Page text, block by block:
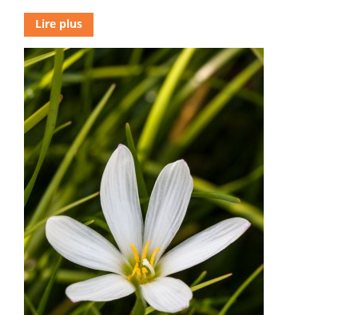
Lire plus